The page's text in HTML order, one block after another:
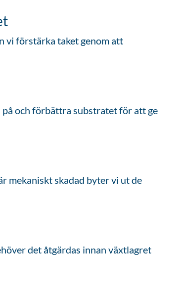
vi förstärka taket genom att
och förbättra substratet för att ge
mekaniskt skadad byter vi ut de
det åtgärdas innan växtlagret